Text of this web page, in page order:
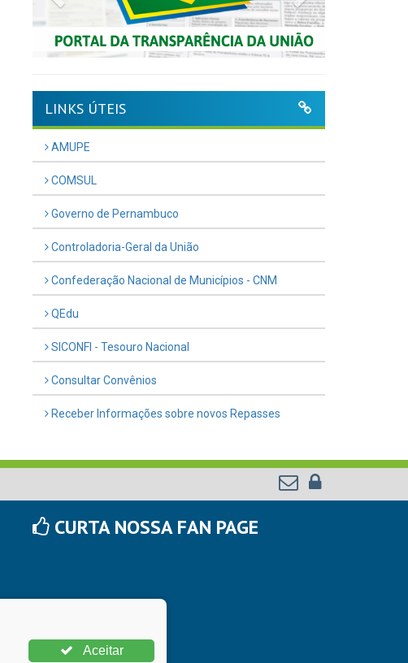
LINKS ÚTEIS
AMUPE
COMSUL
Governo de Pernambuco
Controladoria-Geral da União
Confederação Nacional de Municípios - CNM
QEdu
SICONFI - Tesouro Nacional
Consultar Convênios
Receber Informações sobre novos Repasses
CURTA NOSSA FAN PAGE
Aceitar